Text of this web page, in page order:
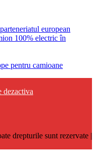
european
100% electric în
pentru camioane
dezactiva
drepturile sunt rezervate |